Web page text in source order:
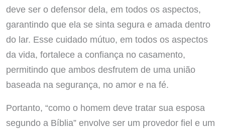
deve ser o defensor dela, em todos os aspectos,
garantindo que ela se sinta segura e amada dentro
do lar. Esse cuidado mútuo, em todos os aspectos
da vida, fortalece a confiança no casamento,
permitindo que ambos desfrutem de uma união
baseada na segurança, no amor e na fé.
Portanto, “como o homem deve tratar sua esposa
segundo a Bíblia” envolve ser um provedor fiel e um